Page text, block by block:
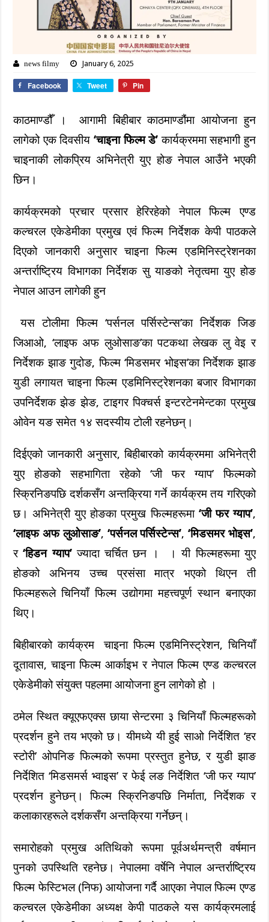
news filmy January 6, 2025
Facebook Tweet Pin
काठमाण्डौँ । आगामी बिहीबार काठमाण्डौंमा आयोजना हुन
लागेको एक दिवसीय ‘चाइना फिल्म डे’ कार्यक्रममा सहभागी हुन
चाइनाकी लोकप्रिय अभिनेत्री युए होङ नेपाल आउँने भएकी
छिन।
कार्यक्रमको प्रचार प्रसार हेरिरहेको नेपाल फिल्म एण्ड
कल्चरल एकेडेमीका प्रमुख एवं फिल्म निर्देशक केपी पाठकले
दिएको जानकारी अनुसार चाइना फिल्म एडमिनिस्ट्रेशनका
अन्तर्राष्ट्रिय विभागका निर्देशक सु याङको नेतृत्वमा युए होङ
नेपाल आउन लागेकी हुन
यस टोलीमा फिल्म ‘पर्सनल पर्सिस्टेन्स’का निर्देशक जिङ
जिआओ, ‘लाइफ अफ लुओसाङ’का पटकथा लेखक लु वेइ र
निर्देशक झाङ गुदोङ, फिल्म ‘मिडसमर भोइस’का निर्देशक झाङ
युडी लगायत चाइना फिल्म एडमिनिस्ट्रेशनका बजार विभागका
उपनिर्देशक झेङ झेङ, टाइगर पिक्चर्स इन्टरटेनमेन्टका प्रमुख
ओवेन यङ समेत १४ सदस्यीय टोली रहनेछन्।
दिईएको जानकारी अनुसार, बिहीबारको कार्यक्रममा अभिनेत्री
युए होङको सहभागिता रहेको ‘जी फर ग्याप’ फिल्मको
स्क्रिनिङपछि दर्शकसँग अन्तक्रिया गर्ने कार्यक्रम तय गरिएको
छ। अभिनेत्री युए होङका प्रमुख फिल्महरूमा ‘जी फर ग्याप’,
‘लाइफ अफ लुओसाङ’, ‘पर्सनल पर्सिस्टेन्स’,‘मिडसमर भोइस’,
र‘हिडन ग्याप’ज्यादा चर्चित छन । । यी फिल्महरूमा युए
होङको अभिनय उच्च प्रसंसा मात्र भएको थिएन ती
फिल्महरूले चिनियाँ फिल्म उद्योगमा महत्त्वपूर्ण स्थान बनाएका
थिए।
बिहीबारको कार्यक्रम चाइना फिल्म एडमिनिस्ट्रेशन, चिनियाँ
दूतावास, चाइना फिल्म आर्काइभ र नेपाल फिल्म एण्ड कल्चरल
एकेडेमीको संयुक्त पहलमा आयोजना हुन लागेको हो ।
ठमेल स्थित क्यूएफएक्स छाया सेन्टरमा ३ चिनियाँ फिल्महरूको
प्रदर्शन हुने तय भएको छ। यीमध्ये यी हुई साओ निर्देशित ‘हर
स्टोरी’ ओपनिङ फिल्मको रूपमा प्रस्तुत हुनेछ, र युडी झाङ
निर्देशित ‘मिडसमर्स भ्वाइस’ र फेई लङ निर्देशित ‘जी फर ग्याप’
प्रदर्शन हुनेछन्। फिल्म स्क्रिनिङपछि निर्माता, निर्देशक र
कलाकारहरूले दर्शकसँग अन्तक्रिया गर्नेछन्।
समारोहको प्रमुख अतिथिको रूपमा पूर्वअर्थमन्त्री वर्षमान
पुनको उपस्थिति रहनेछ। नेपालमा वर्षेनि नेपाल अन्तर्राष्ट्रिय
फिल्म फेस्टिभल (निफ) आयोजना गर्दै आएका नेपाल फिल्म एण्ड
कल्चरल एकेडेमीका अध्यक्ष केपी पाठकले यस कार्यक्रमलाई